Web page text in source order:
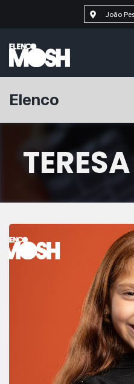
João
Elenco